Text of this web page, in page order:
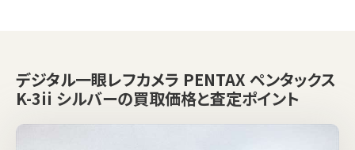
デジタル一眼レフカメラ PENTAX ペンタックス
K-3ii シルバーの買取価格と査定ポイント